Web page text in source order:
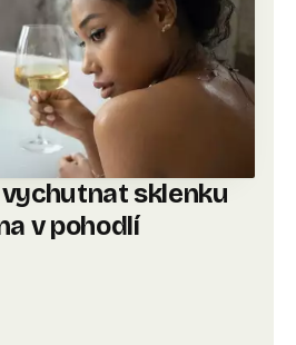
vychutnat sklenku
v pohodlí